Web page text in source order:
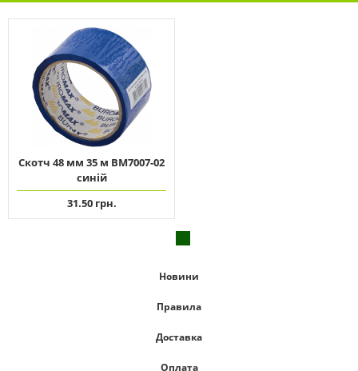
Скотч 48 мм 35 м ВМ7007-02
синій
31.50 грн.
Новини
Правила
Доставка
Оплата